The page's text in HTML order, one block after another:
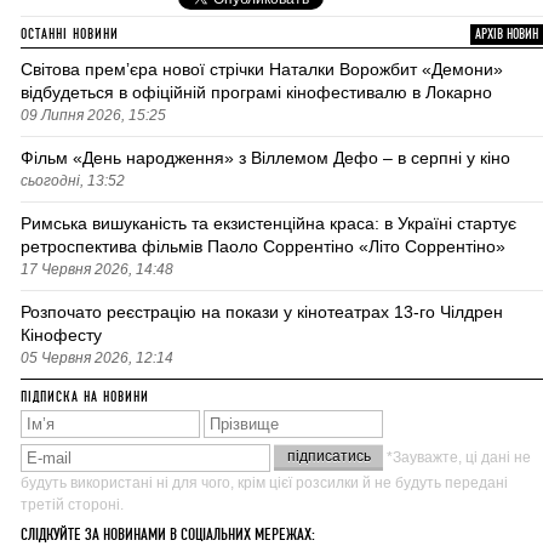
ОСТАННІ НОВИНИ АРХІВ НОВИН
Світова премʼєра нової стрічки Наталки Ворожбит «Демони»
відбудеться в офіційній програмі кінофестивалю в Локарно
09 Липня 2026, 15:25
Фільм «День народження» з Віллемом Дефо – в серпні у кіно
сьогодні, 13:52
Римська вишуканість та екзистенційна краса: в Україні стартує
ретроспектива фільмів Паоло Соррентіно «Літо Соррентіно»
17 Червня 2026, 14:48
Розпочато реєстрацію на покази у кінотеатрах 13-го Чілдрен
Кінофесту
05 Червня 2026, 12:14
ПІДПИСКА НА НОВИНИ
*Зауважте, ці дані не
будуть використані ні для чого, крім цієї розсилки й не будуть передані
третій стороні.
СЛІДКУЙТЕ ЗА НОВИНАМИ В СОЦІАЛЬНИХ МЕРЕЖАХ: